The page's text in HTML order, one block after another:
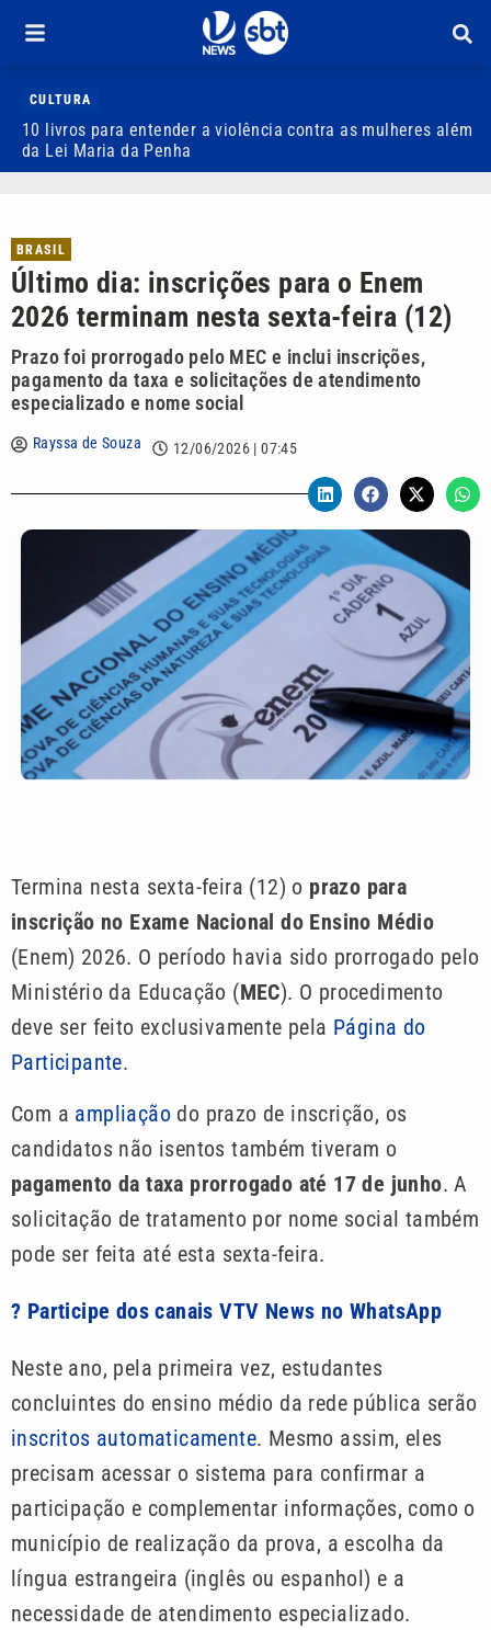
CULTURA
10 livros para entender a violência contra as mulheres além
da Lei Maria da Penha
BRASIL
Último dia: inscrições para o Enem
2026 terminam nesta sexta-feira (12)
Prazo foi prorrogado pelo MEC e inclui inscrições,
pagamento da taxa e solicitações de atendimento
especializado e nome social
Rayssa de Souza 12/06/2026 | 07:45
Termina nesta sexta-feira (12) o prazo para
inscrição no Exame Nacional do Ensino Médio
(Enem) 2026. O período havia sido prorrogado pelo
Ministério da Educação (MEC). O procedimento
deve ser feito exclusivamente pela Página do
Participante.
Com a ampliação do prazo de inscrição, os
candidatos não isentos também tiveram o
pagamento da taxa prorrogado até 17 de junho. A
solicitação de tratamento por nome social também
pode ser feita até esta sexta-feira.
? Participe dos canais VTV News no WhatsApp
Neste ano, pela primeira vez, estudantes
concluintes do ensino médio da rede pública serão
inscritos automaticamente. Mesmo assim, eles
precisam acessar o sistema para confirmar a
participação e complementar informações, como o
município de realização da prova, a escolha da
língua estrangeira (inglês ou espanhol) e a
necessidade de atendimento especializado.